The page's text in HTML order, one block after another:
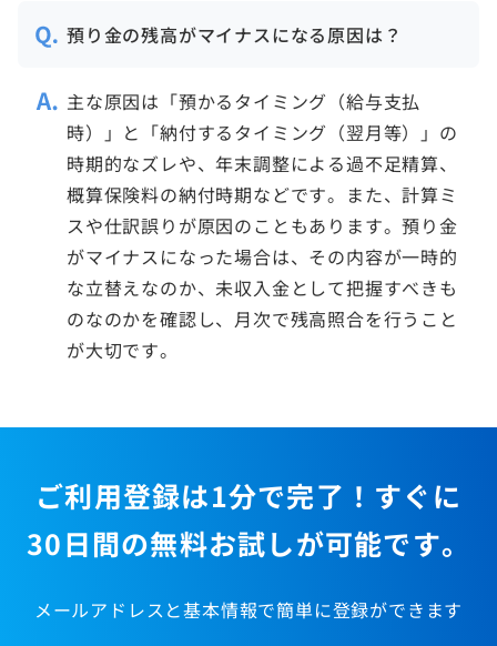
預り金の残高がマイナスになる原因は？
主な原因は「預かるタイミング（給与支払
時）」と「納付するタイミング（翌月等）」の
時期的なズレや、年末調整による過不足精算、
概算保険料の納付時期などです。また、計算ミ
スや仕訳誤りが原因のこともあります。預り金
がマイナスになった場合は、その内容が一時的
な立替えなのか、未収入金として把握すべきも
のなのかを確認し、月次で残高照合を行うこと
が大切です。
ご利用登録は1分で完了！すぐに
30日間の無料お試しが可能です。
メールアドレスと基本情報で簡単に登録ができます